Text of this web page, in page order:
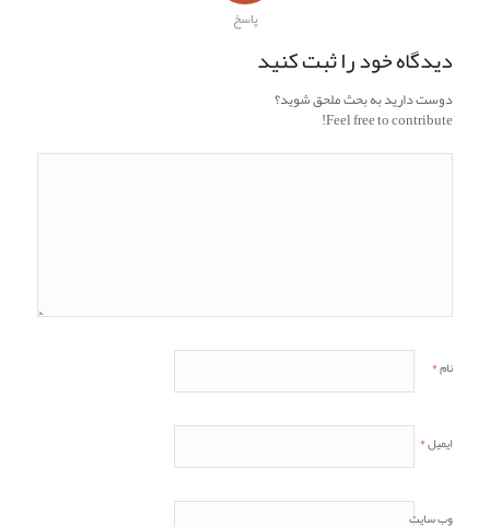
پاسخ
دیدگاه خود را ثبت کنید
دوست دارید به بحث ملحق شوید؟
Feel free to contribute!
نام*
ایمیل*
وب‌ سایت